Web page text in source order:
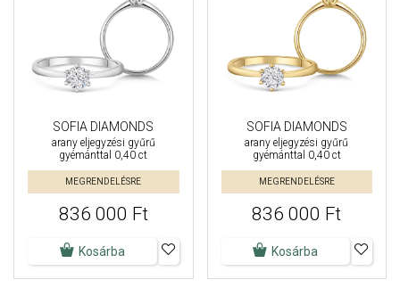
SOFIA DIAMONDS
arany eljegyzési gyűrű
gyémánttal 0,40 ct
MEGRENDELÉSRE
836 000 Ft
Kosárba
SOFIA DIAMONDS
arany eljegyzési gyűrű
gyémánttal 0,40 ct
MEGRENDELÉSRE
836 000 Ft
Kosárba